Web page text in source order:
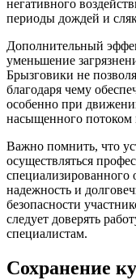
негативного
периоды дождей и
Дополнительный
уменьшение
Брызговики не
благодаря чему
особенно при
насыщенного потоком
Важно помнить, что
осуществляться
специализированного
надежность и
безопасности
следует доверять
специалистам.
Сохранение